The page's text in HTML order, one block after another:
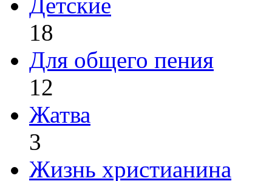
18
Для общего пения
12
Жатва
3
Жизнь христианина